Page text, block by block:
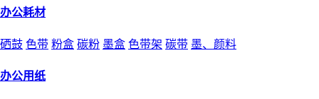
办公耗材
硒鼓 色带 粉盒 碳粉 墨盒 色带架 碳带 墨、颜料
办公用纸